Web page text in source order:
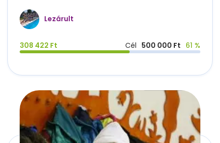
Lezárult
308 422 Ft Cél 500 000 Ft 61 %